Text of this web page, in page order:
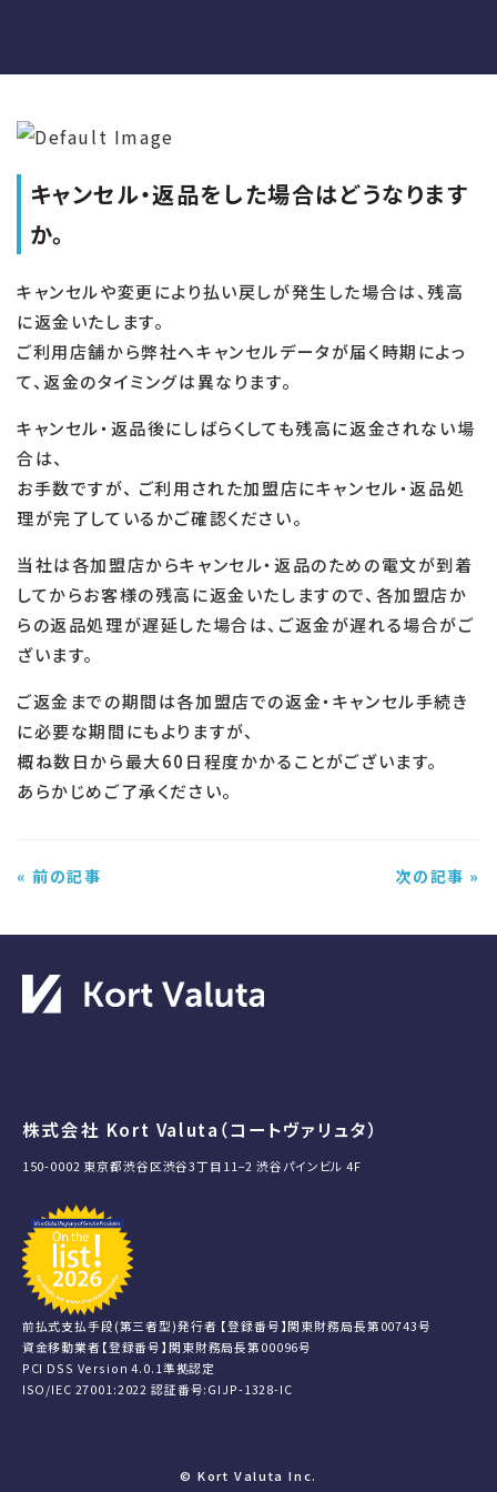
キャンセル・返品をした場合はどうなります
か。
キャンセルや変更により払い戻しが発生した場合は、残高
に返金いたします。
ご利用店舗から弊社へキャンセルデータが届く時期によっ
て、返金のタイミングは異なります。
キャンセル・返品後にしばらくしても残高に返金されない場
合は、
お手数ですが、 ご利用された加盟店にキャンセル・返品処
理が完了しているかご確認ください。
当社は各加盟店からキャンセル・返品のための電文が到着
してからお客様の残高に返金いたしますので、各加盟店か
らの返品処理が遅延した場合は、ご返金が遅れる場合がご
ざいます。
ご返金までの期間は各加盟店での返金・キャンセル手続き
に必要な期間にもよりますが、
概ね数日から最大60日程度かかることがございます。
あらかじめご了承ください。
« 前の記事 次の記事 »
株式会社 Kort Valuta（コートヴァリュタ）
150-0002 東京都渋谷区渋谷3丁目11−2 渋谷パインビル 4F
前払式支払手段(第三者型)発行者 【登録番号】関東財務局長第00743号
資金移動業者【登録番号】関東財務局長第00096号
PCI DSS Version 4.0.1準拠認定
ISO/IEC 27001:2022 認証番号:GIJP-1328-IC
© Kort Valuta Inc.